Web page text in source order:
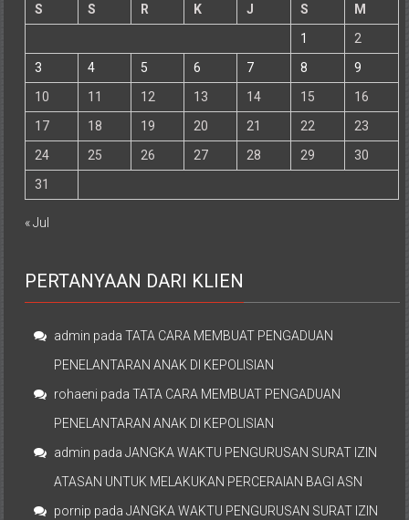
S
S R K J S
M
1
2
3
4 5 6 7 8
9
10
11 12 13 14 15
16
17
18 19 20 21 22
23
24
25 26 27 28 29
30
31
« Jul
PERTANYAAN DARI KLIEN
admin padaTATA CARA MEMBUAT PENGADUAN
PENELANTARAN ANAK DI KEPOLISIAN
rohaeni padaTATA CARA MEMBUAT PENGADUAN
PENELANTARAN ANAK DI KEPOLISIAN
admin padaJANGKA WAKTU PENGURUSAN SURAT IZIN
ATASAN UNTUK MELAKUKAN PERCERAIAN BAGI ASN
pornip padaJANGKA WAKTU PENGURUSAN SURAT IZIN